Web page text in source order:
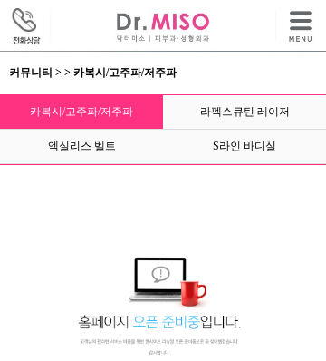
커뮤니티 > > 카복시/고주파/저주파
카복시/고주파/저주파 라펙스큐틴 레이저
엑실리스 벨트 S라인 바디실